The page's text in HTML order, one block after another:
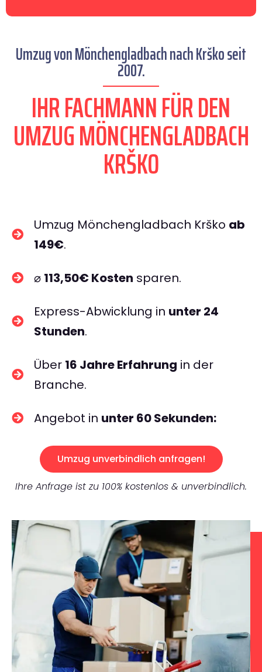
Umzug von Mönchengladbach nach Krško seit
2007.
IHR FACHMANN FÜR DEN
UMZUG MÖNCHENGLADBACH
KRŠKO
Umzug Mönchengladbach Krško ab
149€.
⌀ 113,50€ Kosten sparen.
Express-Abwicklung in unter 24
Stunden.
Über 16 Jahre Erfahrung in der
Branche.
Angebot in unter 60 Sekunden:
Umzug unverbindlich anfragen!
Ihre Anfrage ist zu 100% kostenlos & unverbindlich.